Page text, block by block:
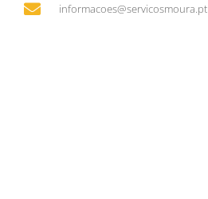
informacoes@servicosmoura.pt